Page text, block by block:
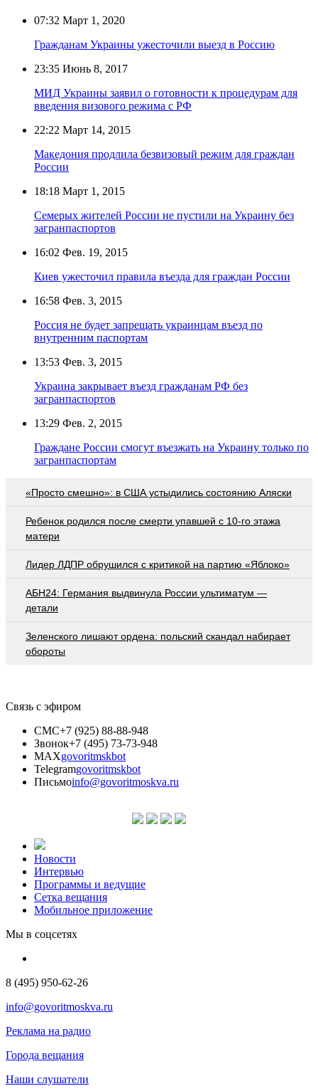
07:32 Март 1, 2020
Гражданам Украины ужесточили выезд в Россию
23:35 Июнь 8, 2017
МИД Украины заявил о готовности к процедурам для
введения визового режима с РФ
22:22 Март 14, 2015
Македония продлила безвизовый режим для граждан
России
18:18 Март 1, 2015
Семерых жителей России не пустили на Украину без
загранпаспортов
16:02 Фев. 19, 2015
Киев ужесточил правила въезда для граждан России
16:58 Фев. 3, 2015
Россия не будет запрещать украинцам въезд по
внутренним паспортам
13:53 Фев. 3, 2015
Украина закрывает въезд гражданам РФ без
загранпаспортов
13:29 Фев. 2, 2015
Граждане России смогут въезжать на Украину только по
загранпаспортам
«Просто смешно»: в США устыдились состоянию Аляски
Ребенок родился после смерти упавшей с 10-го этажа
матери
Лидер ЛДПР обрушился с критикой на партию «Яблоко»
АБН24: Германия выдвинула России ультиматум —
детали
Зеленского лишают ордена: польский скандал набирает
обороты
Связь с эфиром
СМС+7 (925) 88-88-948
Звонок+7 (495) 73-73-948
MAXgovoritmskbot
Telegramgovoritmskbot
Письмоinfo@govoritmoskva.ru
Новости
Интервью
Программы и ведущие
Сетка вещания
Мобильное приложение
Мы в соцсетях
8 (495) 950-62-26
info@govoritmoskva.ru
Реклама на радио
Города вещания
Наши слушатели